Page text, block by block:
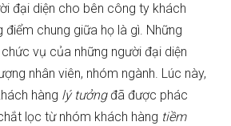
đại diện cho bên công ty khách
điểm chung giữa họ là gì. Những
vụ của những người đại diện
nhân viên, nhóm ngành. Lúc này,
hàng lý tưởngđã được phác
lọc từ nhóm khách hàng tiềm